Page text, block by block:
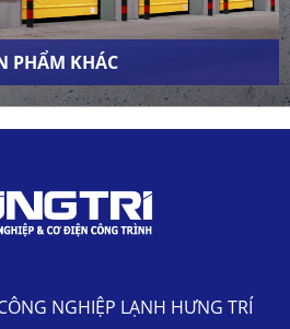
PHẨM KHÁC
NGHIỆP LẠNH HƯNG TRÍ